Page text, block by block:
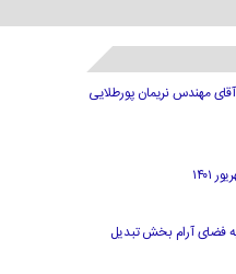
آقای مهندس نریمان پورطلایی
فضای آرام بخش تبدیل